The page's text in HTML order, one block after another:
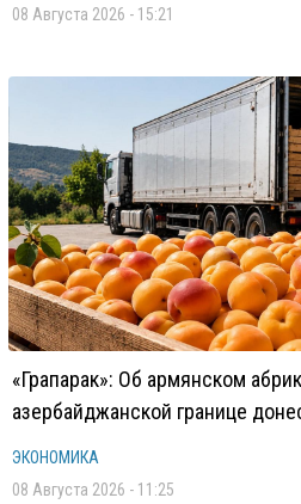
08 Августа 2026 - 15:21
«Грапарак»: Об армянском
азербайджанской границе
ЭКОНОМИКА
08 Августа 2026 - 11:25